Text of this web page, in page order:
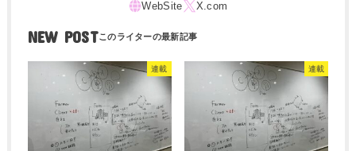
NEW POST
連載 連載